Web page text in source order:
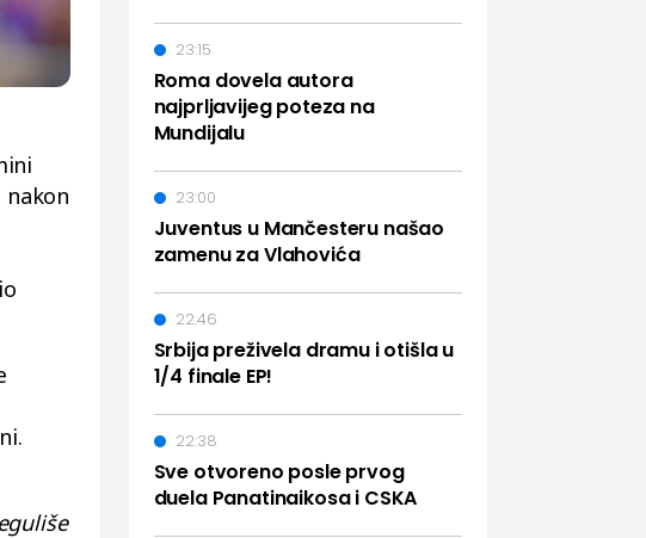
Roma dovela autora
najprljavijeg poteza na
Mundijalu
23:15
Juventus u Mančesteru našao
zamenu za Vlahovića
23:00
Srbija preživela dramu i otišla u
1/4 finale EP!
22:46
Sve otvoreno posle prvog
duela Panatinaikosa i CSKA
22:38